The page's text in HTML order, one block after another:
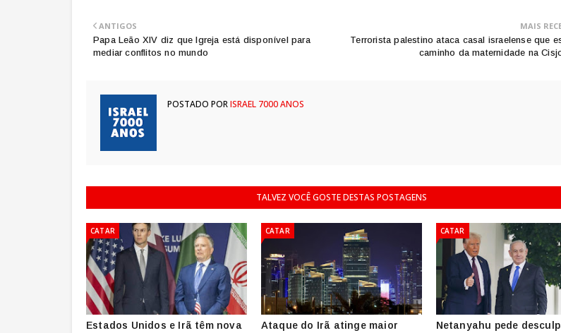
MAIS
Terrorista palestino ataca casal israelense que
caminho da maternidade na
ANTIGOS
Papa Leão XIV diz que Igreja está disponível para
mediar conflitos no mundo
POSTADO PORISRAEL 7000 ANOS
TALVEZ VOCÊ GOSTE DESTAS POSTAGENS
CATAR
Estados Unidos e Irã têm nova
CATAR
Ataque do Irã atinge maior
CATAR
Netanyahu pede